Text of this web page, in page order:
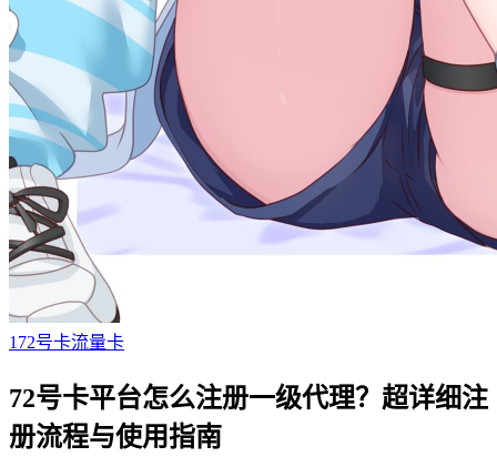
172号卡流量卡
72号卡平台怎么注册一级代理？超详细注
册流程与使用指南